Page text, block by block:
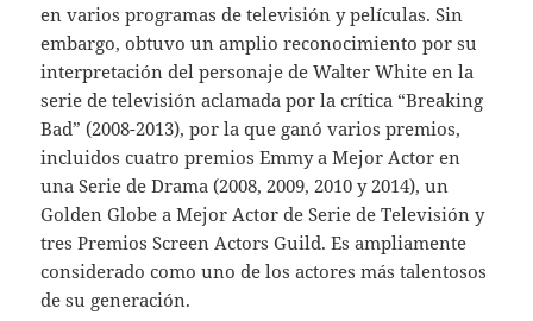
en varios programas de televisión y películas. Sin
embargo, obtuvo un amplio reconocimiento por su
interpretación del personaje de Walter White en la
serie de televisión aclamada por la crítica “Breaking
Bad” (2008-2013), por la que ganó varios premios,
incluidos cuatro premios Emmy a Mejor Actor en
una Serie de Drama (2008, 2009, 2010 y 2014), un
Golden Globe a Mejor Actor de Serie de Televisión y
tres Premios Screen Actors Guild. Es ampliamente
considerado como uno de los actores más talentosos
de su generación.